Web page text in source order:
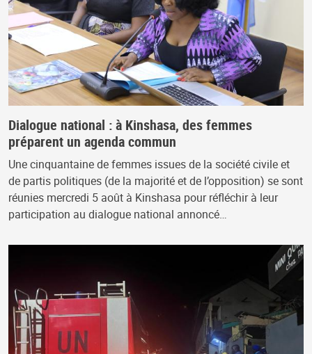
Dialogue national : à Kinshasa, des femmes
préparent un agenda commun
Une cinquantaine de femmes issues de la société civile et
de partis politiques (de la majorité et de l’opposition) se sont
réunies mercredi 5 août à Kinshasa pour réfléchir à leur
participation au dialogue national annoncé…